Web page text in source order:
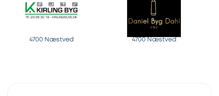
4700 Næstved 4700 Næstved